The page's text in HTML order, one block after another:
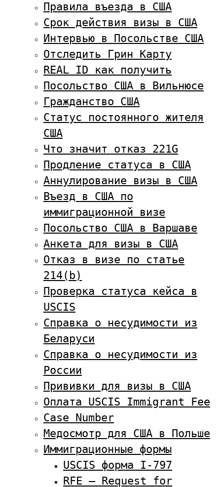
Правила въезда в США
Срок действия визы в США
Интервью в Посольстве США
Отследить Грин Карту
REAL ID как получить
Посольство США в Вильнюсе
Гражданство США
Статус постоянного жителя
США
Что значит отказ 221G
Продление статуса в США
Аннулирование визы в США
Въезд в США по
иммиграционной визе
Посольство США в Варшаве
Анкета для визы в США
Отказ в визе по статье
214(b)
Проверка статуса кейса в
USCIS
Справка о несудимости из
Беларуси
Справка о несудимости из
России
Прививки для визы в США
Оплата USCIS Immigrant Fee
Case Number
Медосмотр для США в Польше
Иммиграционные формы
USCIS форма I-797
RFE — Request for